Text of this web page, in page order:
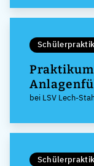
bei LSV Lech-